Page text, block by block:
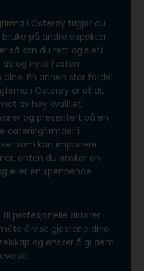
i Osterøy frigjør du
på andre aspekter
så kan du rett og slett
av og nyte festen
En annen stor fordel
i Osterøy er at du
av høy kvalitet,
og presentert på en
cateringfirmaer i
som kan imponere
enten du ønsker en
eller en spennende
profesjonelle aktører i
å vise gjestene dine
og ønsker å gi dem